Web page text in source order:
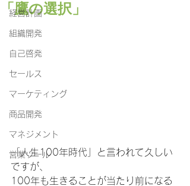
経営計画
組織開発
自己啓発
セールス
マーケティング
商品開発
マネジメント
営業ツール
「鷹の選択」
「人生100年時代」と言われて久しい
ですが、
100年も生きることが当たり前になる